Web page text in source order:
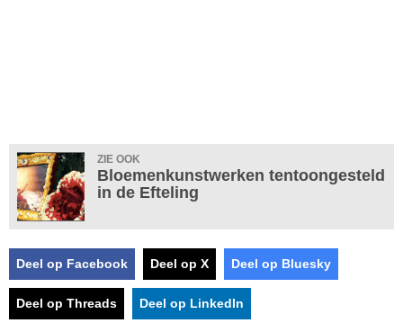
ZIE OOK
Bloemenkunstwerken tentoongesteld
in de Efteling
Deel op Facebook Deel op X Deel op Bluesky
Deel op Threads Deel op LinkedIn